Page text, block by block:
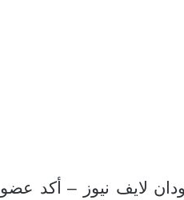
لايف نيوز – أكد